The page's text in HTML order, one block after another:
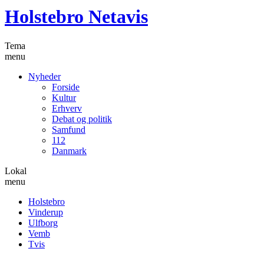
Holstebro Netavis
Tema
menu
Nyheder
Forside
Kultur
Erhverv
Debat og politik
Samfund
112
Danmark
Lokal
menu
Holstebro
Vinderup
Ulfborg
Vemb
Tvis